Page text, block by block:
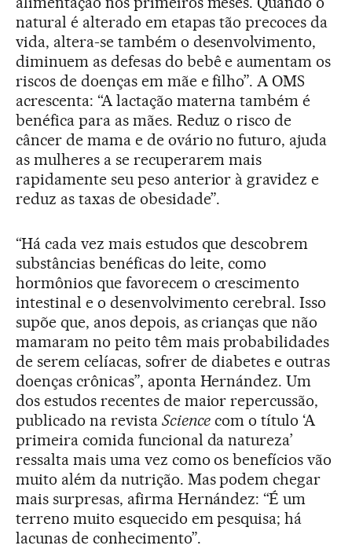
natural é alterado em etapas tão precoces da
vida, altera-se também o desenvolvimento,
diminuem as defesas do bebê e aumentam os
riscos de doenças em mãe e filho”. A OMS
acrescenta: “A lactação materna também é
benéfica para as mães. Reduz o risco de
câncer de mama e de ovário no futuro, ajuda
as mulheres a se recuperarem mais
rapidamente seu peso anterior à gravidez e
reduz as taxas de obesidade”.
“Há cada vez mais estudos que descobrem
substâncias benéficas do leite, como
hormônios que favorecem o crescimento
intestinal e o desenvolvimento cerebral. Isso
supõe que, anos depois, as crianças que não
mamaram no peito têm mais probabilidades
de serem celíacas, sofrer de diabetes e outras
doenças crônicas”, aponta Hernández. Um
dos estudos recentes de maior repercussão,
publicado na revista Science com o título ‘A
primeira comida funcional da natureza’
ressalta mais uma vez como os benefícios vão
muito além da nutrição. Mas podem chegar
mais surpresas, afirma Hernández: “É um
terreno muito esquecido em pesquisa; há
lacunas de conhecimento”.